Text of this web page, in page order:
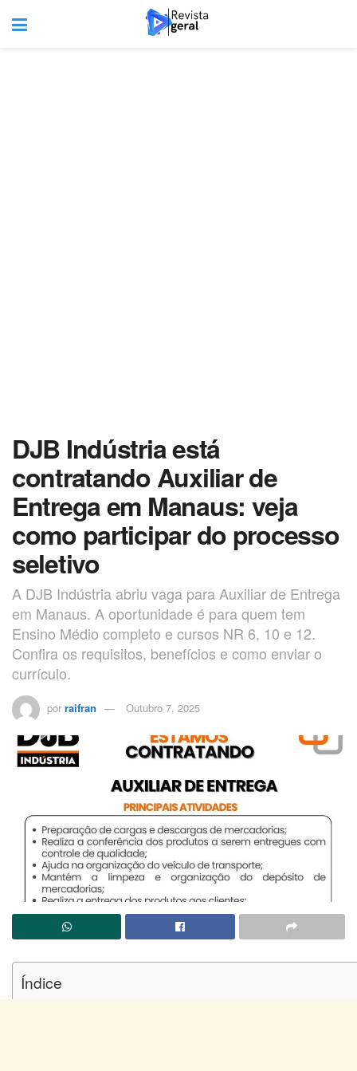
DJB Indústria está
contratando Auxiliar de
Entrega em Manaus: veja
como participar do processo
seletivo
A DJB Indústria abriu vaga para Auxiliar de Entrega
em Manaus. A oportunidade é para quem tem
Ensino Médio completo e cursos NR 6, 10 e 12.
Confira os requisitos, benefícios e como enviar o
currículo.
por raifran Outubro 7, 2025
Índice